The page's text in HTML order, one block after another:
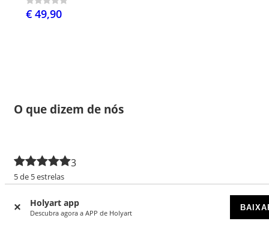
Holyart app
Descubra agora a APP de Holyart
€ 49,90
O que dizem de nós
3
5 de 5 estrelas
5 estrelas
4 estrelas